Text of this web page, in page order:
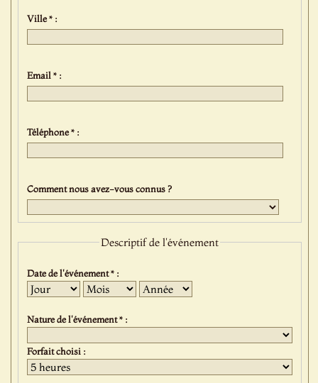
Ville * :
Email * :
Téléphone * :
Comment nous avez-vous connus ?
Descriptif de l'événement
Date de l'événement * :
Jour Mois Année
Nature de l'événement * :
Forfait choisi :